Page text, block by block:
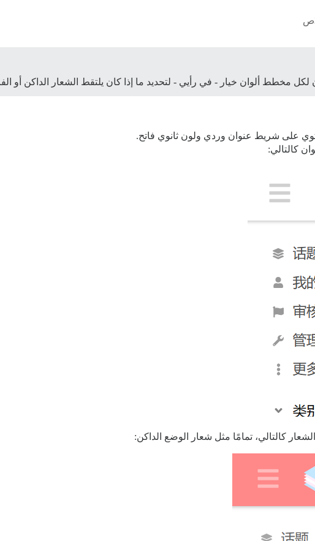
لكل مخطط ألوان خيار - في رأيي - لتحديد ما إذا كان يلتقط الشعار الداكن أو
على شريط عنوان وردي ولون ثانوي فاتح.
كالتالي:
كالتالي، تمامًا مثل شعار الوضع الداكن: